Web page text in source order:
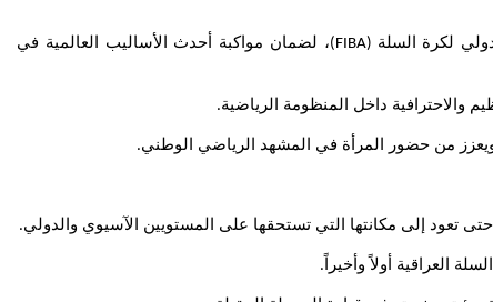
لكرة السلة (FIBA)
، لضمان مواكبة أحدث الأساليب العالمية في
والاحترافية داخل المنظومة الرياضية.
ويعزز من حضور المرأة في المشهد الرياضي الوطني.
تعود إلى مكانتها التي تستحقها على المستويين الآسيوي والدولي.
العراقية أولاً وأخيراً .